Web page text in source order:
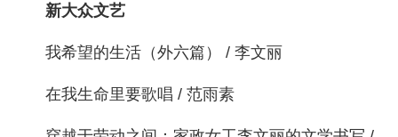
新大众文艺
我希望的生活（外六篇） / 李文丽
在我生命里要歌唱 / 范雨素